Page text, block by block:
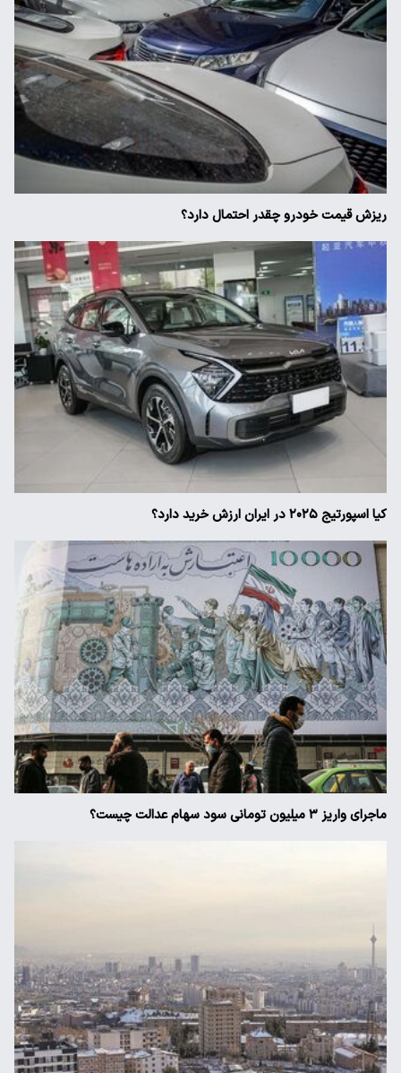
ریزش قیمت خودرو چقدر احتمال دارد؟
کیا اسپورتیج ۲۰۲۵ در ایران ارزش خرید دارد؟
ماجرای واریز ۳ میلیون تومانی سود سهام عدالت چیست؟